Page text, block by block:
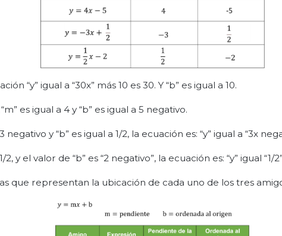
“y” igual a “30x” más 10 es 30. Y “b” es igual a 10.
es igual a 4 y “b” es igual a 5 negativo.
negativo y “b” es igual a 1/2, la ecuación es: “y” igual a “3x
y el valor de “b” es “2 negativo”, la ecuación es: “y” igual “1/
que representan la ubicación de cada uno de los tres